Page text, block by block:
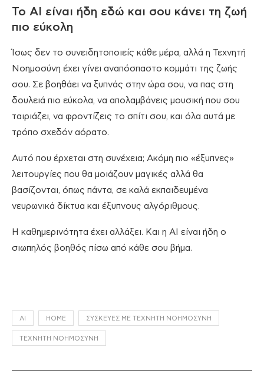
To ΑI είναι ήδη εδώ και σου κάνει τη ζωή
πιο εύκολη
Ίσως δεν το συνειδητοποιείς κάθε μέρα, αλλά η Τεχνητή
Νοημοσύνη έχει γίνει αναπόσπαστο κομμάτι της ζωής
σου. Σε βοηθάει να ξυπνάς στην ώρα σου, να πας στη
δουλειά πιο εύκολα, να απολαμβάνεις μουσική που σου
ταιριάζει, να φροντίζεις το σπίτι σου, και όλα αυτά με
τρόπο σχεδόν αόρατο.
Αυτό που έρχεται στη συνέχεια; Ακόμη πιο «έξυπνες»
λειτουργίες που θα μοιάζουν μαγικές αλλά θα
βασίζονται, όπως πάντα, σε καλά εκπαιδευμένα
νευρωνικά δίκτυα και έξυπνους αλγόριθμους.
Η καθημερινότητα έχει αλλάξει. Και η AI είναι ήδη ο
σιωπηλός βοηθός πίσω από κάθε σου βήμα.
AI HOME ΣΥΣΚΕΥΈΣ ΜΕ ΤΕΧΝΗΤΉ ΝΟΗΜΟΣΎΝΗ
ΤΕΧΝΗΤΉ ΝΟΗΜΟΣΎΝΗ